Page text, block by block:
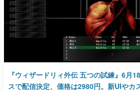
『ウィザードリィ外伝 五つの試練』6月
スで配信決定、価格は2980円。新UIや
り遊びやすく